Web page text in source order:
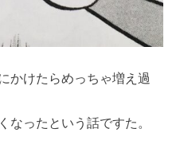
かけたらめっちゃ増え過
なったという話ですた。